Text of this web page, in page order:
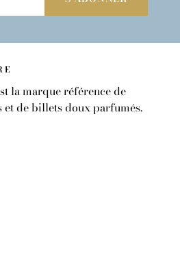
la marque référence de
et de billets doux parfumés.